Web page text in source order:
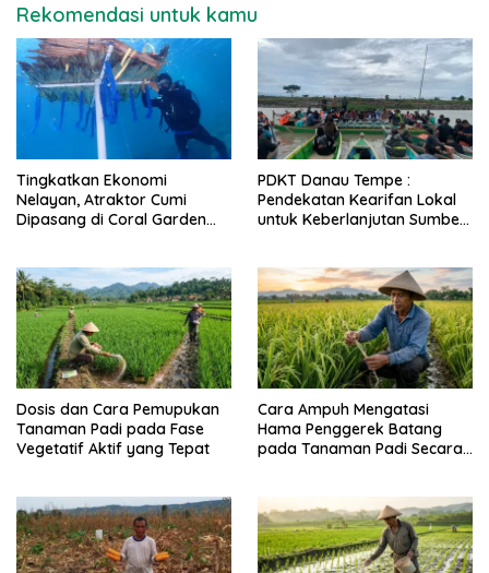
Rekomendasi untuk kamu
Tingkatkan Ekonomi
Nelayan, Atraktor Cumi
Dipasang di Coral Garden
PDKT Danau Tempe :
Pendekatan Kearifan Lokal
untuk Keberlanjutan Sumber
Dosis dan Cara Pemupukan
Tanaman Padi pada Fase
Vegetatif Aktif yang Tepat
Cara Ampuh Mengatasi
Hama Penggerek Batang
pada Tanaman Padi Secara